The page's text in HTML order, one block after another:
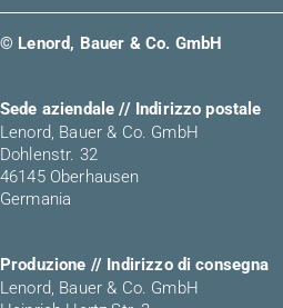
© Lenord, Bauer & Co. GmbH
Sede aziendale // Indirizzo postale
Lenord, Bauer & Co. GmbH
Dohlenstr. 32
46145 Oberhausen
Germania
Produzione // Indirizzo di consegna
Lenord, Bauer & Co. GmbH